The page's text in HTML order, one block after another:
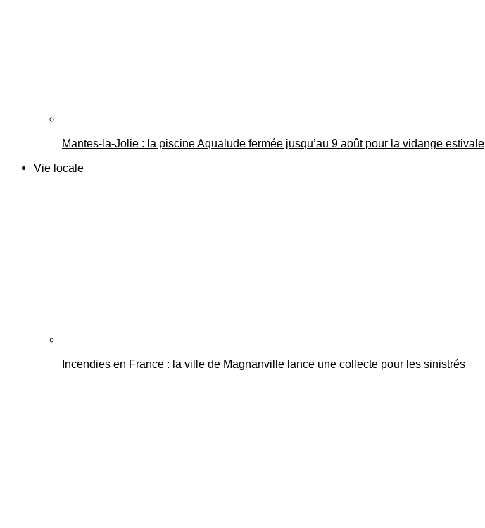
Mantes-la-Jolie : la piscine Aqualude fermée jusqu’au 9 août pour la vidange estivale
Vie locale
Incendies en France : la ville de Magnanville lance une collecte pour les sinistrés